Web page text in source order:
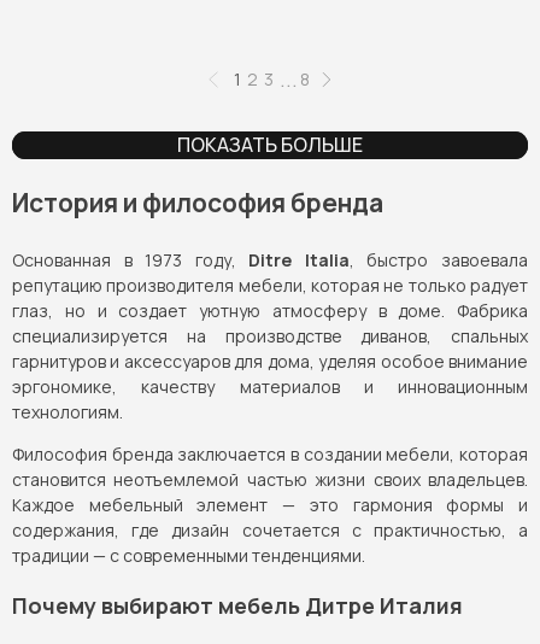
ПОКАЗАТЬ БОЛЬШЕ
1 2 3 ... 8
История и философия бренда
Основанная в 1973 году, Ditre Italia, быстро завоевала
репутацию производителя мебели, которая не только радует
глаз, но и создает уютную атмосферу в доме. Фабрика
специализируется на производстве диванов, спальных
гарнитуров и аксессуаров для дома, уделяя особое внимание
эргономике, качеству материалов и инновационным
технологиям.
Философия бренда заключается в создании мебели, которая
становится неотъемлемой частью жизни своих владельцев.
Каждое мебельный элемент — это гармония формы и
содержания, где дизайн сочетается с практичностью, а
традиции — с современными тенденциями.
Почему выбирают мебель Дитре Италия